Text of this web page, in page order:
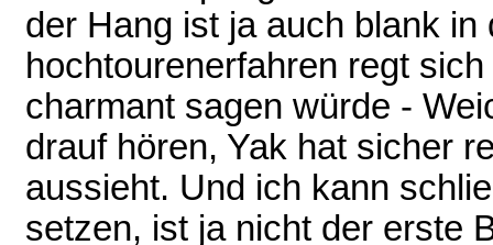
der Hang ist ja auch blank
hochtourenerfahren regt
charmant sagen würde -
drauf hören, Yak hat sicher
aussieht. Und ich kann
setzen, ist ja nicht der erste